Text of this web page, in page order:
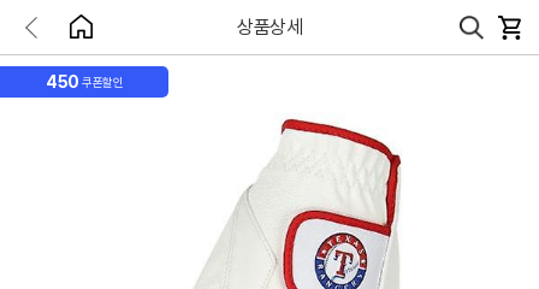
상품상세
450 쿠폰할인